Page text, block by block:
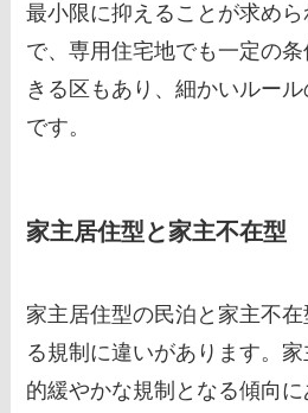
最小限に抑えることが求め
で、専用住宅地でも一定の
きる区もあり、細かいルー
です。
家主居住型と家主不在型
家主居住型の民泊と家主不
る規制に違いがあります。
的緩やかな規制となる傾向に